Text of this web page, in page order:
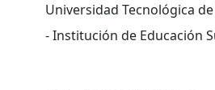
Universidad Tecnológica
- Institución de Educación